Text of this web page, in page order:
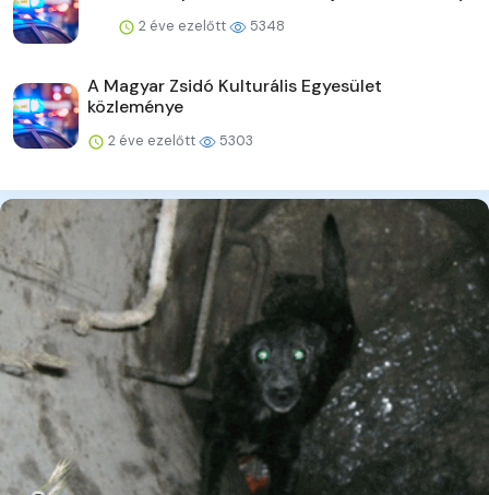
2 éve ezelőtt 5348
A Magyar Zsidó Kulturális Egyesület
közleménye
2 éve ezelőtt 5303